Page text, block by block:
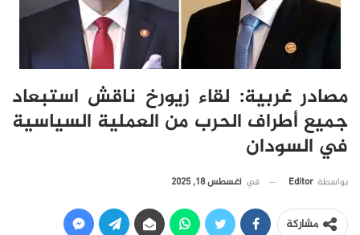
مصادر غربية: لقاء زيورخ ناقش استبعاد
جميع أطراف الحرب من العملية السياسية
في السودان
بواسطة Editor في أغسطس 18, 2025
مشاركة